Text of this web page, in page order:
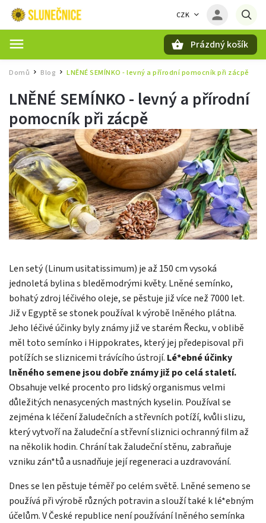
CZK
Prázdný košík
Domů / Blog / LNĚNÉ SEMÍNKO - levný a přírodní pomocník při zácpě
LNĚNÉ SEMÍNKO - levný a přírodní
pomocník při zácpě
Len setý (Linum usitatissimum) je až 150 cm vysoká
jednoletá bylina s bleděmodrými květy. Lněné semínko,
bohatý zdroj léčivého oleje, se pěstuje již více než 7000 let.
Již v Egyptě se stonek používal k výrobě lněného plátna.
Jeho léčivé účinky byly známy již ve starém Řecku, v oblibě
měl toto semínko i Hippokrates, který jej předepisoval při
potížích se sliznicemi trávícího ústrojí. Lé*ebné účinky
lněného semene jsou dobře známy již po celá staletí.
Obsahuje velké procento pro lidský organismus velmi
důležitých nenasycených mastných kyselin. Používal se
zejména k léčení žaludečních a střevních potíží, kvůli slizu,
který vytvoří na žaludeční a střevní sliznici ochranný film až
na několik hodin. Chrání tak žaludeční stěnu, zabraňuje
vzniku zán*tů a usnadňuje její regeneraci a uzdravování.
Dnes se len pěstuje téměř po celém světě. Lněné semeno se
používá při výrobě různých potravin a slouží také k lé*ebným
účelům. V České republice není používání lněného semínka